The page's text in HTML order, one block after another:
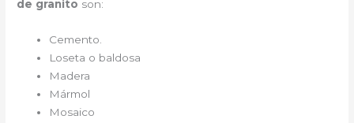
de granito son:
Cemento.
Loseta o baldosa
Madera
Mármol
Mosaico